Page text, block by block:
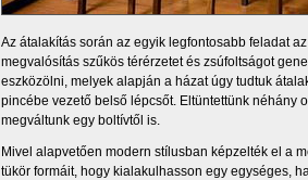
Az átalakítás során az egyik legfontosabb feladat
megvalósítás szűkös térérzetet és zsúfoltságot
eszközölni, melyek alapján a házat úgy tudtuk
pincébe vezető belső lépcsőt. Eltüntettünk néhány
megváltunk egy boltívtől is.
Mivel alapvetően modern stílusban képzelték el a
tükör formáit, hogy kialakulhasson egy egységes,